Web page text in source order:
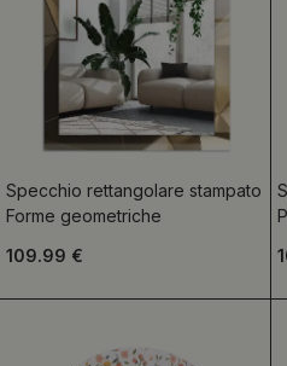
Specchio rettangolare stampato
Forme geometriche
109.99 €